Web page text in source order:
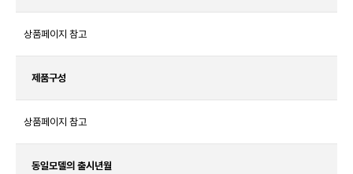
상품페이지 참고
제품구성
상품페이지 참고
동일모델의 출시년월